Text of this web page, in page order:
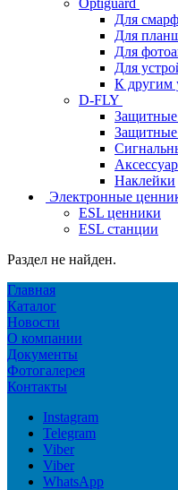
Для
Для
Для
Для
К другим
D-FLY
Защитные
Наклейки
Электронные
ESL ценники
ESL станции
Раздел не найден.
Главная
Каталог
Новости
О компании
Документы
Фотогалерея
Контакты
Instagram
Telegram
Viber
Viber
WhatsApp